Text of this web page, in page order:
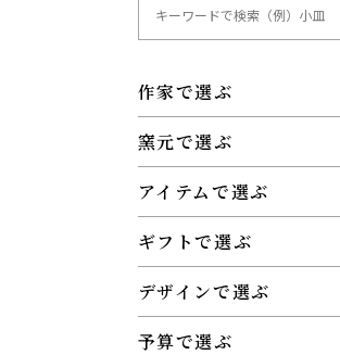
作家で選ぶ
窯元で選ぶ
アイテムで選ぶ
ギフトで選ぶ
デザインで選ぶ
予算で選ぶ